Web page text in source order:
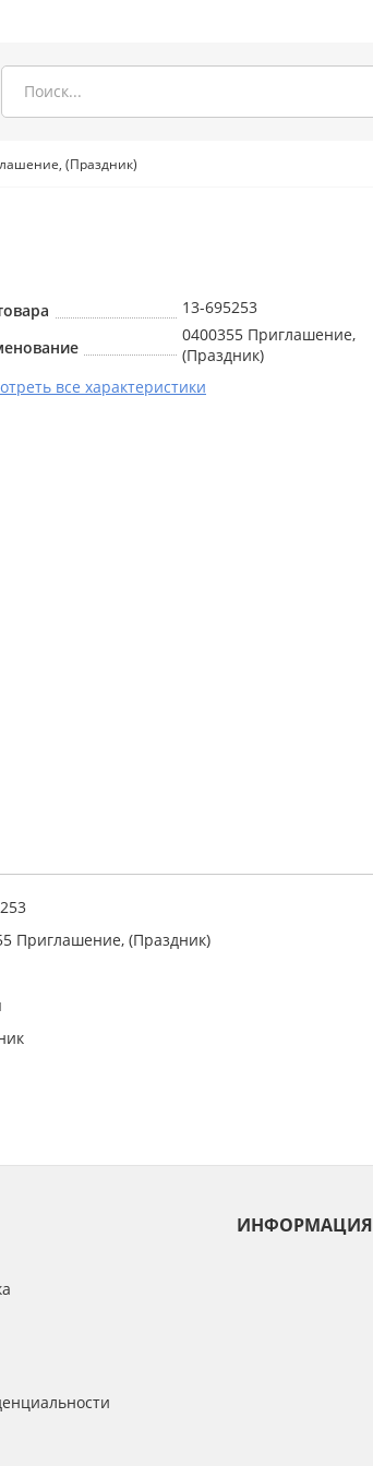
(Праздник)
13-695253
0400355 Приглашение,
(Праздник)
все характеристики
Приглашение, (Праздник)
ИНФОРМАЦИЯ